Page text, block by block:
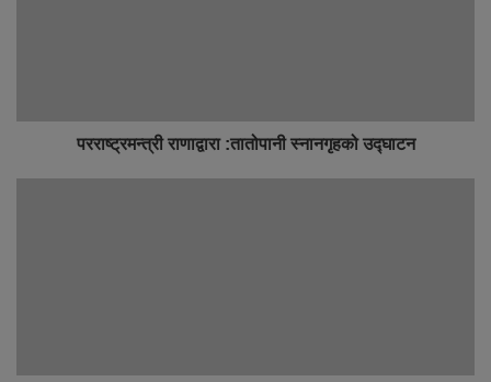
परराष्ट्रमन्त्री राणाद्वारा :तातोपानी स्नानगृहको उद्‍घाटन